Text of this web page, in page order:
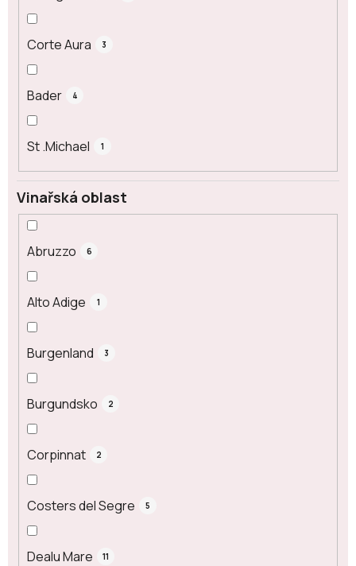
Corte Aura 3
Bader 4
St .Michael 1
Vinařská oblast
Abruzzo 6
Alto Adige 1
Burgenland 3
Burgundsko 2
Corpinnat 2
Costers del Segre 5
Dealu Mare 11